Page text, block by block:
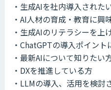
・生成AIを社内導入された
・AI人材の育成・教育に興
・生成AIのリテラシーを上
・ChatGPTの導入ポイン
・最新AIについて知りたい
・DXを推進している方
・LLMの導入、活用を検